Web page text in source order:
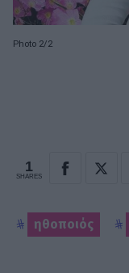
Photo 2/2
1
SHARES
ηθοποιός